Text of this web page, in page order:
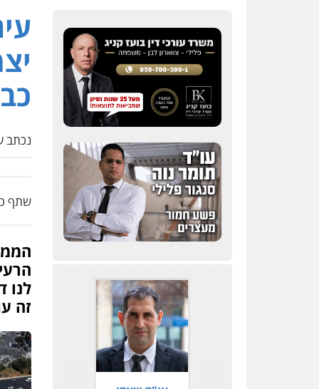
סלימאן אבו שעירה –
משרד עורכי דין
0547780927
דוד אפרים משרד עורכי
דין
פלילי צווארון לבן מס
הכנסה מע"מ
עו"ד אשרף שחאדה
פלילי פשיעה חמורה
מעצרים וחקירות תעבורה
0549535659
עו"ד שנהב אילון
נכתב
שתף
לנו
זה